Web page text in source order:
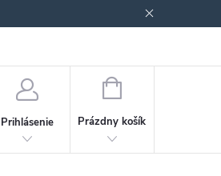
Prihlásenie
NÁKUPNÝ
Prázdny košík